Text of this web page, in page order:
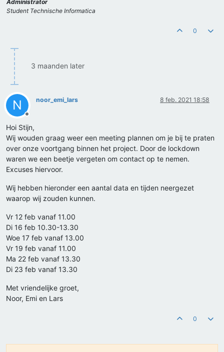
Administrator
Student Technische Informatica
0
3 maanden later
N
Offline
noor_emi_lars 8 feb. 2021 18:58
Hoi Stijn,
Wij wouden graag weer een meeting plannen om je bij te praten
over onze voortgang binnen het project. Door de lockdown
waren we een beetje vergeten om contact op te nemen.
Excuses hiervoor.
Wij hebben hieronder een aantal data en tijden neergezet
waarop wij zouden kunnen.
Vr 12 feb vanaf 11.00
Di 16 feb 10.30-13.30
Woe 17 feb vanaf 13.00
Vr 19 feb vanaf 11.00
Ma 22 feb vanaf 13.30
Di 23 feb vanaf 13.30
Met vriendelijke groet,
Noor, Emi en Lars
0